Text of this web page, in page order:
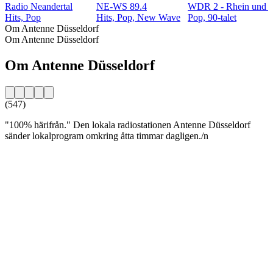
Radio Neandertal
Hits, Pop
NE-WS 89.4
Hits, Pop, New Wave
WDR 2 - Rhein und
Pop, 90-talet
Om Antenne Düsseldorf
Om Antenne Düsseldorf
Om Antenne Düsseldorf
(547)
"100% härifrån." Den lokala radiostationen Antenne Düsseldorf
sänder lokalprogram omkring åtta timmar dagligen./n